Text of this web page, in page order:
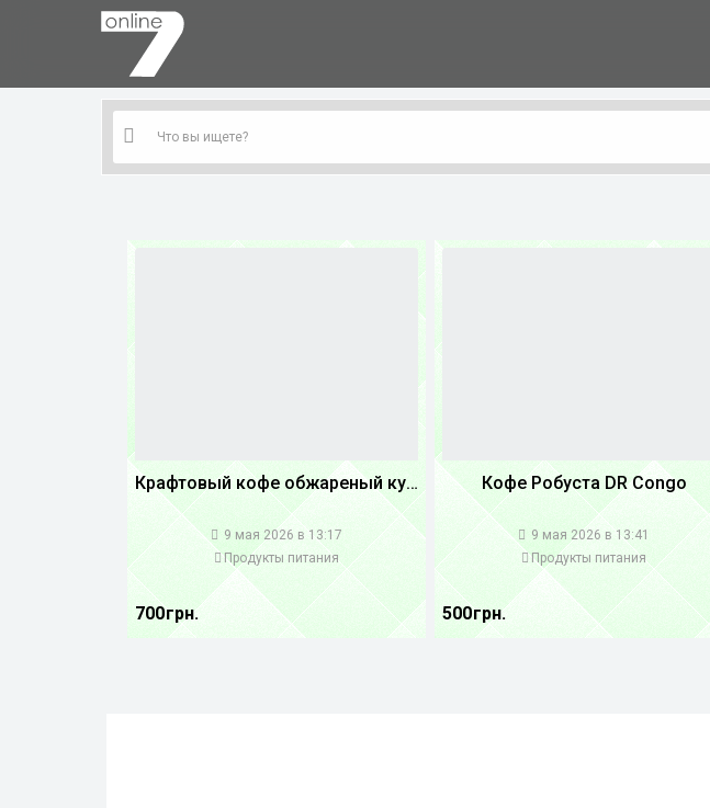
Крафтовый кофе обжареный купаж арабики 3...
9 мая 2026 в 13:17
Продукты питания
700 грн.
Кофе Робуста DR Congo
9 мая 2026 в 13:41
Продукты питания
500 грн.